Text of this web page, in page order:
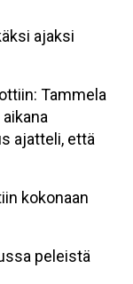
ajaksi
Tammela
ajatteli, että
kokonaan
peleistä